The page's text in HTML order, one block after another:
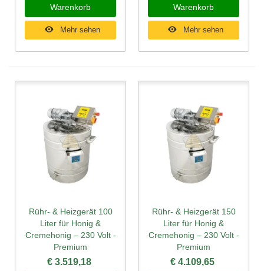
Warenkorb
Mehr sehen
Warenkorb
Mehr sehen
Rühr- & Heizgerät 100
Liter für Honig &
Cremehonig – 230 Volt -
Premium
€ 3.519,18
Rühr- & Heizgerät 150
Liter für Honig &
Cremehonig – 230 Volt -
Premium
€ 4.109,65